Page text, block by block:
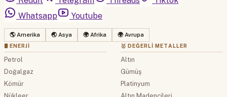
Whatsapp
Youtube
🌎 Amerika 🌏 Asya 🌍 Afrika 🌍 Avrupa
🛢 ENERJI
Petrol
Doğalgaz
Kömür
🥇 DEĞERLI METALLER
Altın
Gümüş
Platinyum